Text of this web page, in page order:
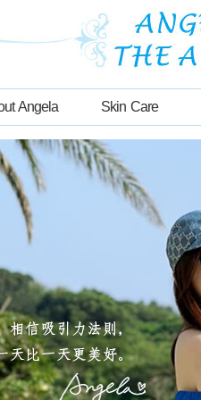
Angela Skin Care